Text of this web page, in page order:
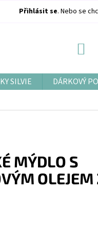
Přihlásit se. Nebo se
SILVIE DÁRKOVÝ
MÝDLO S